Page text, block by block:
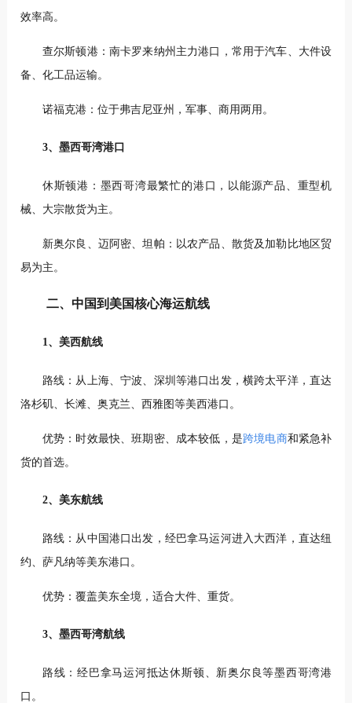
效率高。
查尔斯顿港：南卡罗来纳州主力港口，常用于汽车、大件设
备、化工品运输。
诺福克港：位于弗吉尼亚州，军事、商用两用。
3、墨西哥湾港口
休斯顿港：墨西哥湾最繁忙的港口，以能源产品、重型机
械、大宗散货为主。
新奥尔良、迈阿密、坦帕：以农产品、散货及加勒比地区贸
易为主。
二、中国到美国核心海运航线
1、美西航线
路线：从上海、宁波、深圳等港口出发，横跨太平洋，直达
洛杉矶、长滩、奥克兰、西雅图等美西港口。
优势：时效最快、班期密、成本较低，是跨境电商和紧急补
货的首选。
2、美东航线
路线：从中国港口出发，经巴拿马运河进入大西洋，直达纽
约、萨凡纳等美东港口。
优势：覆盖美东全境，适合大件、重货。
3、墨西哥湾航线
路线：经巴拿马运河抵达休斯顿、新奥尔良等墨西哥湾港
口。